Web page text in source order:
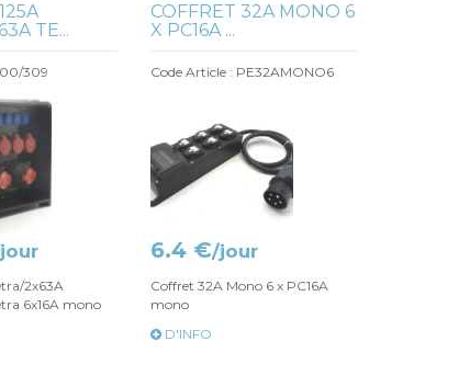
TE...
309
2x63A
6x16A mono
COFFRET 32A MONO 6
X PC16A ...
Code Article : PE32AMONO6
6.4 €/jour
Coffret 32A Mono 6 x PC16A
mono
D'INFO